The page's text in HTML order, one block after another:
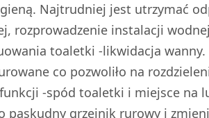
Najtrudniej jest utrzymać
rozprowadzenie instalacji
toaletki -likwidacja
co pozwoliło na
-spód toaletki i miejsce na
paskudny grzejnik rurowy i